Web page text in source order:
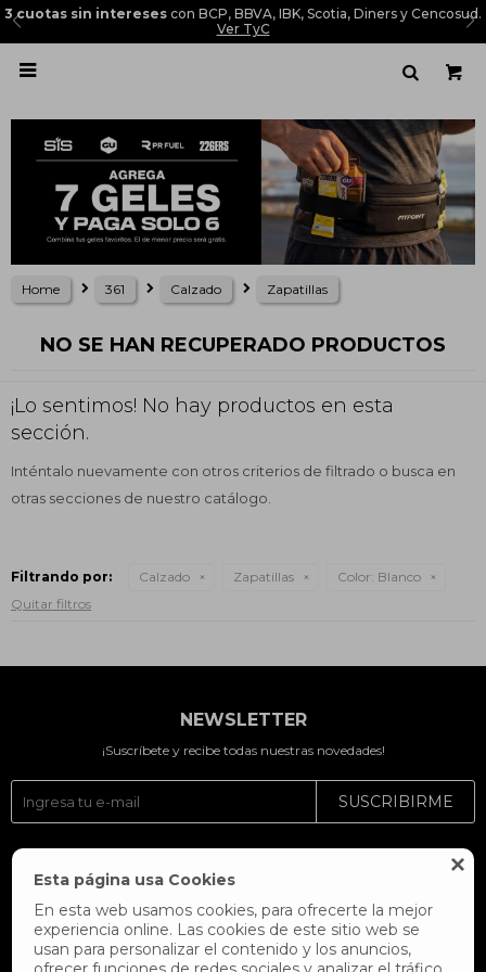

Esta página usa Cookies
En esta web usamos cookies, para ofrecerte la mejor
experiencia online. Las cookies de este sitio web se
usan para personalizar el contenido y los anuncios,
3 cuotas sin intereses con BCP, BBVA, IBK, Scotia, Diners y Cencosud.
Ver TyC

Home 361 Calzado Zapatillas
NO SE HAN RECUPERADO PRODUCTOS
¡Lo sentimos! No hay productos en esta
sección.
Inténtalo nuevamente con otros criterios de filtrado o busca en
otras secciones de nuestro catálogo.
Filtrando por: Calzado Zapatillas Color: Blanco
Quitar filtros
NEWSLETTER
¡Suscríbete y recibe todas nuestras novedades!
SUSCRIBIRME